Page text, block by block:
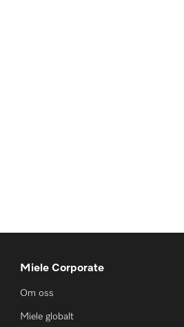
Miele Corporate
Om oss
Miele globalt